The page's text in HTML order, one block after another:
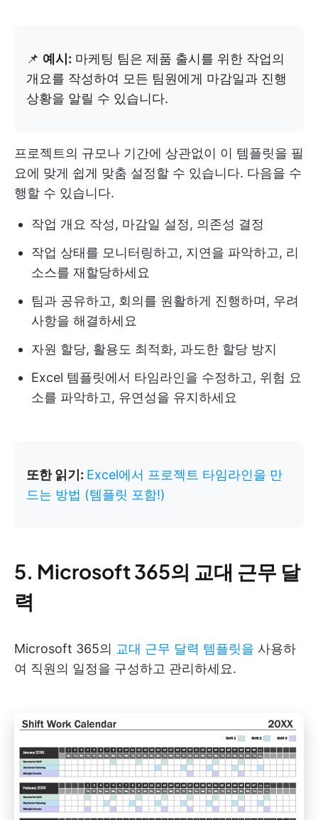
📌 예시: 마케팅 팀은 제품 출시를 위한 작업의
개요를 작성하여 모든 팀원에게 마감일과 진행
상황을 알릴 수 있습니다.
프로젝트의 규모나 기간에 상관없이 이 템플릿을 필
요에 맞게 쉽게 맞춤 설정할 수 있습니다. 다음을 수
행할 수 있습니다.
작업 개요 작성, 마감일 설정, 의존성 결정
작업 상태를 모니터링하고, 지연을 파악하고, 리
소스를 재할당하세요
팀과 공유하고, 회의를 원활하게 진행하며, 우려
사항을 해결하세요
자원 할당, 활용도 최적화, 과도한 할당 방지
Excel 템플릿에서 타임라인을 수정하고, 위험 요
소를 파악하고, 유연성을 유지하세요
또한 읽기: Excel에서 프로젝트 타임라인을 만
드는 방법 (템플릿 포함!)
5. Microsoft 365의 교대 근무 달
력
Microsoft 365의 교대 근무 달력 템플릿을 사용하
여 직원의 일정을 구성하고 관리하세요.